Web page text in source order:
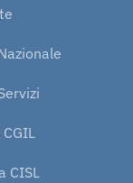
CISL